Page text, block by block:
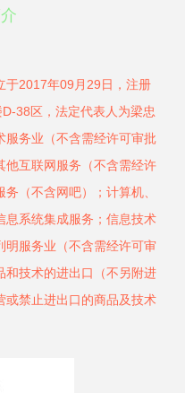
于2017年09月29日，注册
38区，法定代表人为梁忠
服务业（不含需经许可审批
他互联网服务（不含需经许
（不含网吧）；计算机、
息系统集成服务；信息技术
明服务业（不含需经许可审
和技术的进出口（不另附进
或禁止进出口的商品及技术